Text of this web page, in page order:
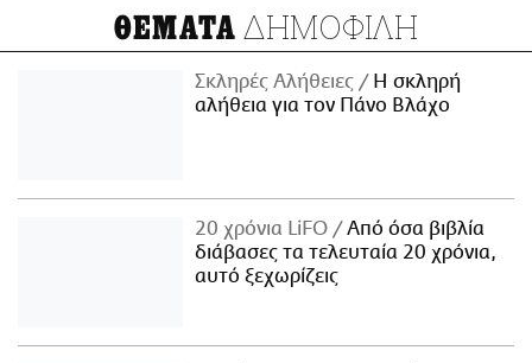
ΜΙΚΡΟΠΡΑΓΜΑΤΑ
THE GOOD LIFO
ΘΕΜΑΤΑ ΔΗΜΟΦΙΛΗ
Σκληρές Αλήθειες
H σκληρή
αλήθεια για τον Πάνο Βλάχο
20 χρόνια LiFO
Από όσα βιβλία
διάβασες τα τελευταία 20 χρόνια,
αυτό ξεχωρίζεις